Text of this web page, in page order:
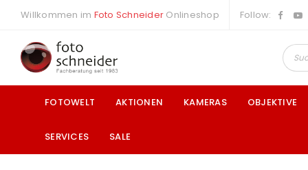
Willkommen im Foto Schneider Onlineshop Follow:
FOTOWELT AKTIONEN KAMERAS OBJEKTIVE
SERVICES SALE